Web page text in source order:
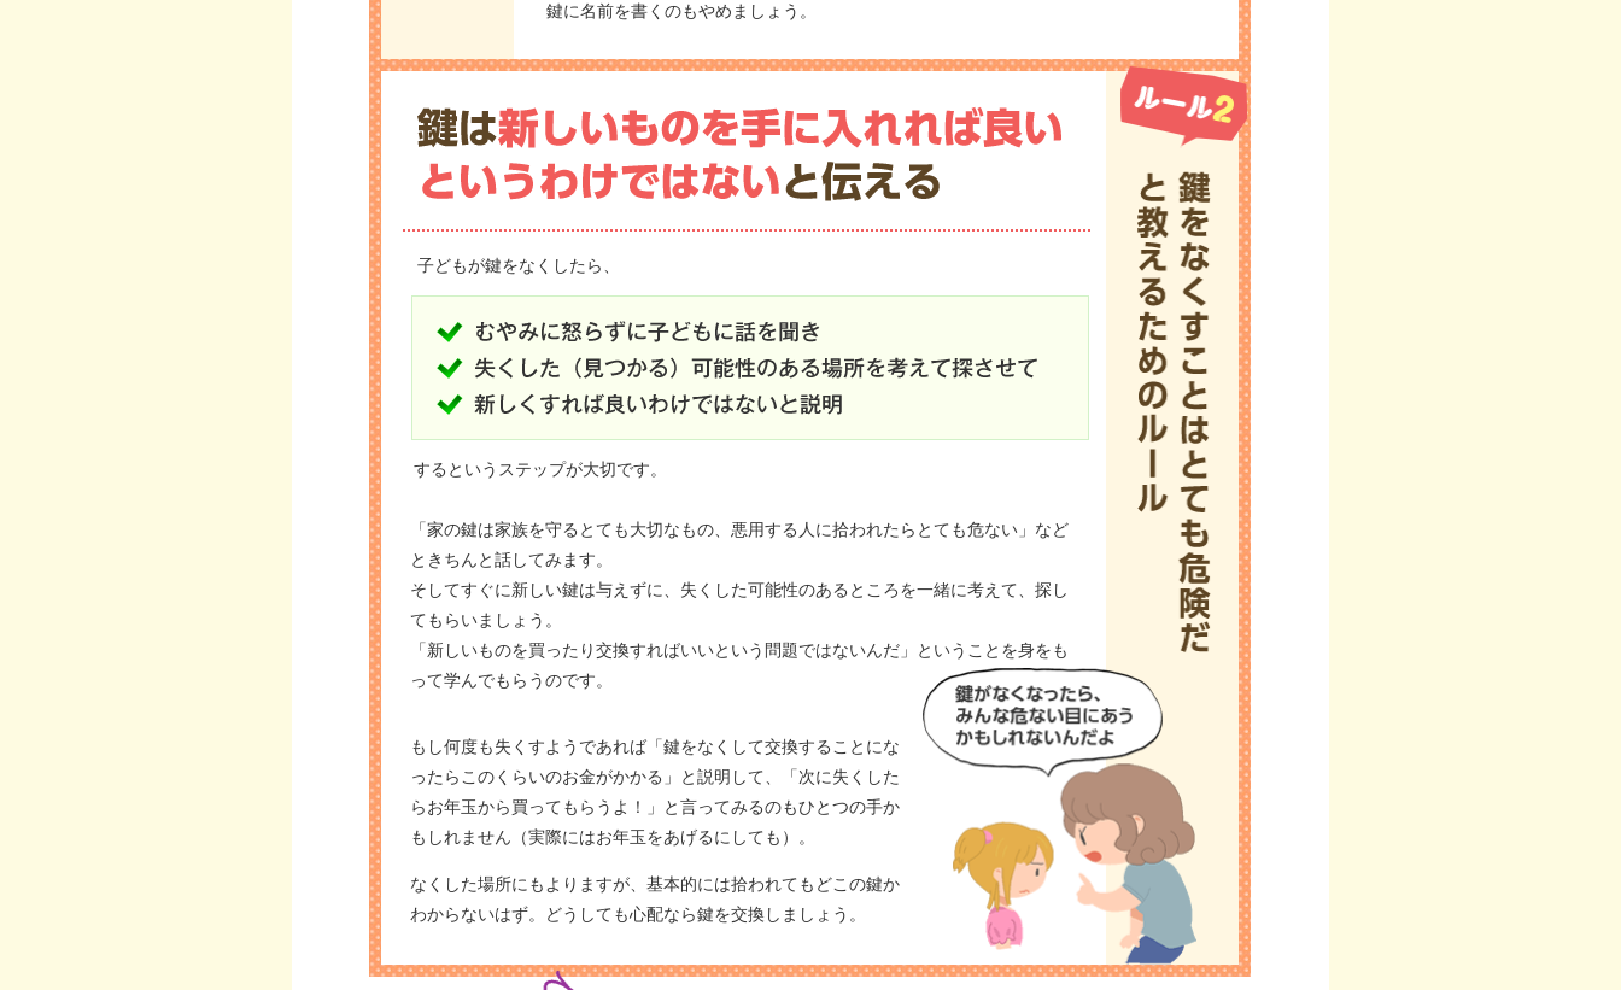
鍵に名前を書くのもやめましょう。
子どもが鍵をなくしたら、
するというステップが大切です。
「家の鍵は家族を守るとても大切なもの、悪用する人に拾われたらとても危ない」など
ときちんと話してみます。
そしてすぐに新しい鍵は与えずに、失くした可能性のあるところを一緒に考えて、探し
てもらいましょう。
「新しいものを買ったり交換すればいいという問題ではないんだ」ということを身をも
って学んでもらうのです。
もし何度も失くすようであれば「鍵をなくして交換することにな
ったらこのくらいのお金がかかる」と説明して、「次に失くした
らお年玉から買ってもらうよ！」と言ってみるのもひとつの手か
もしれません（実際にはお年玉をあげるにしても）。
なくした場所にもよりますが、基本的には拾われてもどこの鍵か
わからないはず。どうしても心配なら鍵を交換しましょう。